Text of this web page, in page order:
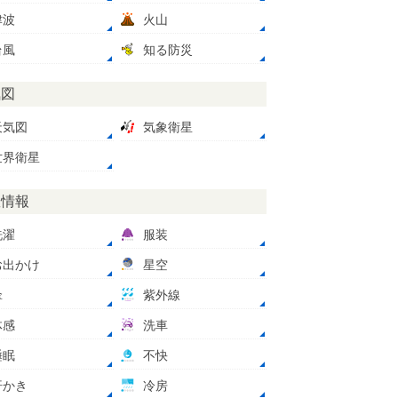
火山
風 知る防災
気図 気象衛星
界衛星
報
服装
出かけ 星空
紫外線
感 洗車
眠 不快
き 冷房